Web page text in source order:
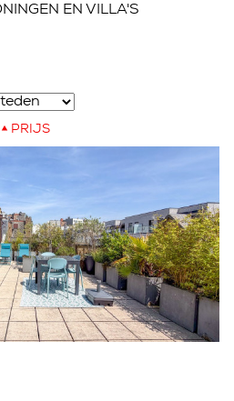
EN VILLA'S
PRIJS